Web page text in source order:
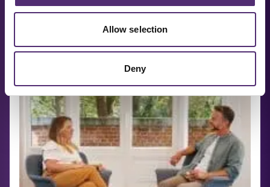
Allow selection
Deny